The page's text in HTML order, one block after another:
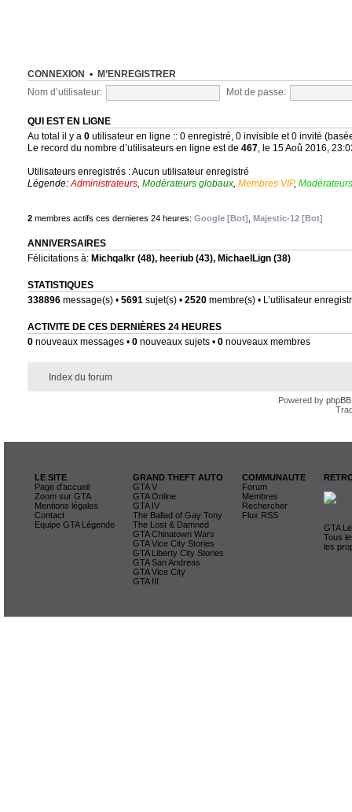
CONNEXION • M’ENREGISTRER
Nom d’utilisateur: Mot de passe:
QUI EST EN LIGNE
Au total il y a 0utilisateur en ligne :: 0 enregistré, 0 invisible et 0 invité
Le record du nombre d’utilisateurs en ligne est de 467, le 15 Aoû 2016,
Utilisateurs enregistrés : Aucun utilisateur enregistré
Légende:Administrateurs, Modérateurs globaux, Membres VIP,
2membres actifs ces dernieres 24 heures: Google [Bot] Majestic-12 [Bot]
ANNIVERSAIRES
Félicitations à: Michqalkr(48), heeriub(43), MichaelLign(38)
STATISTIQUES
338896message(s) • 5691sujet(s) • 2520membre(s) • L’utilisateur
ACTIVITE DE CES DERNIÈRES 24 HEURES
0nouveaux messages • 0nouveaux sujets • 0nouveaux membres
Index du forum
Powered by phpBB
LE SITE
Page d'accueil
Zoom sur GTA
Mentions légales
Contact
Equipe GTA Légende
GRAND THEFT AUTO
GTA V
GTA Online
GTA IV
The Ballad of Gay Tony
The Lost & Damned
GTA Chinatown Wars
GTA Vice City Stories
GTA Liberty City Stories
GTA San Andreas
GTA Vice City
GTA III
COMMUNAUTE
Forum
Membres
Rechercher
Flux RSS
GTA
Tous
les